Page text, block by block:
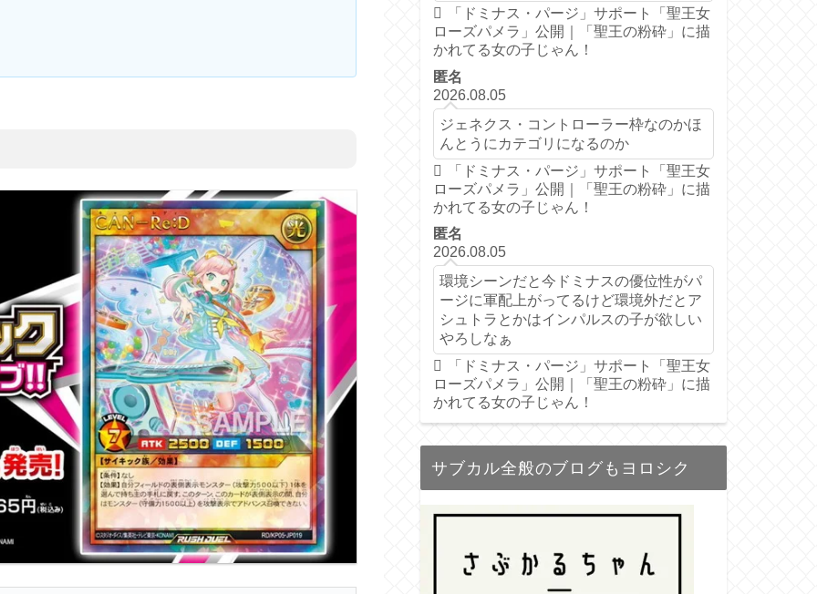
「ドミナス・パージ」サポート「聖王女
ローズパメラ」公開｜「聖王の粉砕」に描
かれてる女の子じゃん！
匿名
2026.08.05
ジェネクス・コントローラー枠なのかほ
んとうにカテゴリになるのか
「ドミナス・パージ」サポート「聖王女
ローズパメラ」公開｜「聖王の粉砕」に描
かれてる女の子じゃん！
匿名
2026.08.05
環境シーンだと今ドミナスの優位性がパ
ージに軍配上がってるけど環境外だとア
シュトラとかはインパルスの子が欲しい
やろしなぁ
「ドミナス・パージ」サポート「聖王女
ローズパメラ」公開｜「聖王の粉砕」に描
かれてる女の子じゃん！
サブカル全般のブログもヨロシク